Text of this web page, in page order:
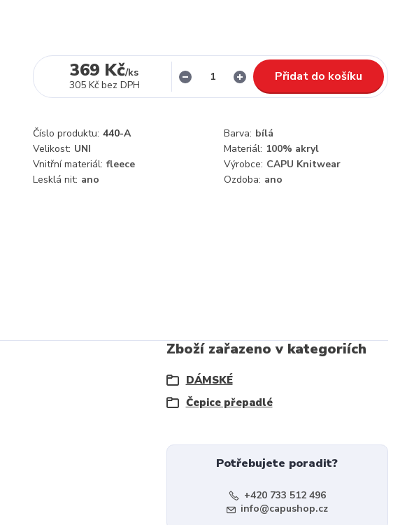
369 Kč/ks
305 Kč bez DPH
Přidat do košíku
Číslo produktu: 440-A Barva: bílá
Velikost: UNI Materiál: 100% akryl
Vnitřní materiál: fleece Výrobce: CAPU Knitwear
Lesklá nit: ano Ozdoba: ano
Zboží zařazeno v kategoriích
DÁMSKÉ
Čepice přepadlé
Potřebujete poradit?
+420 733 512 496
info@capushop.cz